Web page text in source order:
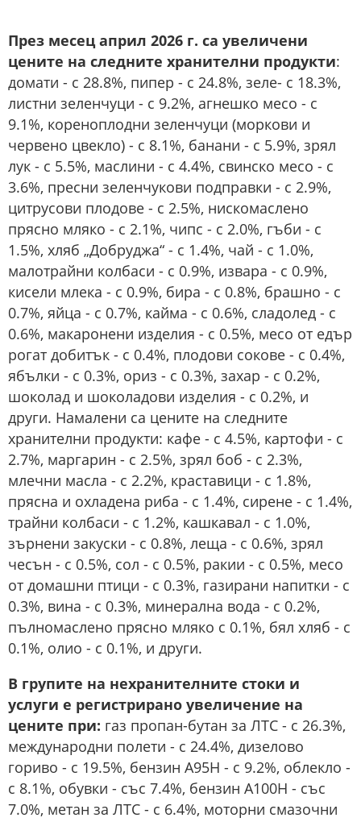
През месец април 2026 г. са увеличени
цените на следните хранителни продукти:
домати - с 28.8%, пипер - с 24.8%, зеле- с 18.3%,
листни зеленчуци - с 9.2%, агнешко месо - с
9.1%, кореноплодни зеленчуци (моркови и
червено цвекло) - с 8.1%, банани - с 5.9%, зрял
лук - с 5.5%, маслини - с 4.4%, свинско месо - с
3.6%, пресни зеленчукови подправки - с 2.9%,
цитрусови плодове - с 2.5%, нискомаслено
прясно мляко - с 2.1%, чипс - с 2.0%, гъби - с
1.5%, хляб „Добруджа“ - с 1.4%, чай - с 1.0%,
малотрайни колбаси - с 0.9%, извара - с 0.9%,
кисели млека - с 0.9%, бира - с 0.8%, брашно - с
0.7%, яйца - с 0.7%, кайма - с 0.6%, сладолед - с
0.6%, макаронени изделия - с 0.5%, месо от едър
рогат добитък - с 0.4%, плодови сокове - с 0.4%,
ябълки - с 0.3%, ориз - с 0.3%, захар - с 0.2%,
шоколад и шоколадови изделия - с 0.2%, и
други. Намалени са цените на следните
хранителни продукти: кафе - с 4.5%, картофи - с
2.7%, маргарин - с 2.5%, зрял боб - с 2.3%,
млечни масла - с 2.2%, краставици - с 1.8%,
прясна и охладена риба - с 1.4%, сирене - с 1.4%,
трайни колбаси - с 1.2%, кашкавал - с 1.0%,
зърнени закуски - с 0.8%, леща - с 0.6%, зрял
чесън - с 0.5%, сол - с 0.5%, ракии - с 0.5%, месо
от домашни птици - с 0.3%, газирани напитки - с
0.3%, вина - с 0.3%, минерална вода - с 0.2%,
пълномаслено прясно мляко с 0.1%, бял хляб - с
0.1%, олио - с 0.1%, и други.
В групите на нехранителните стоки и
услуги е регистрирано увеличение на
цените при: газ пропан-бутан за ЛТС - с 26.3%,
международни полети - с 24.4%, дизелово
гориво - с 19.5%, бензин А95Н - с 9.2%, облекло -
с 8.1%, обувки - със 7.4%, бензин А100Н - със
7.0%, метан за ЛТС - с 6.4%, моторни смазочни